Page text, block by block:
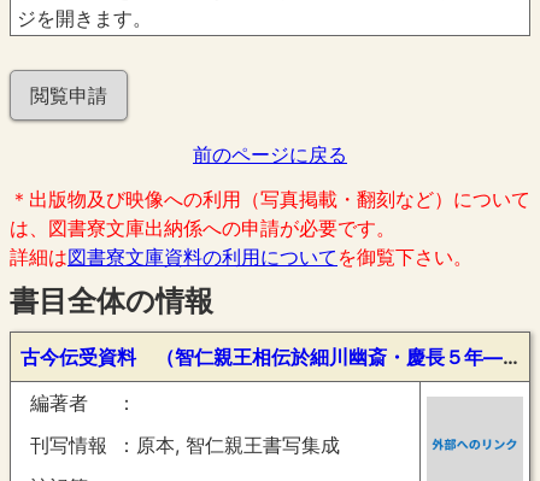
ジを開きます。
閲覧申請
前のページに戻る
＊出版物及び映像への利用（写真掲載・翻刻など）について
は、図書寮文庫出納係への申請が必要です。
詳細は図書寮文庫資料の利用について を御覧下さい。
書目全体の情報
古今伝受資料 （智仁親王相伝於細川幽斎・慶長５年―寛永４年）
編著者
刊写情報
原本, 智仁親王書写集成